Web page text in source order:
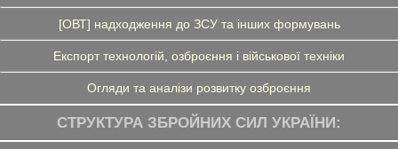
[ОВТ] надходження до ЗСУ та інших формувань
Експорт технологій, озброєння і військової техніки
Огляди та аналізи розвитку озброєння
СТРУКТУРА ЗБРОЙНИХ СИЛ УКРАЇНИ: